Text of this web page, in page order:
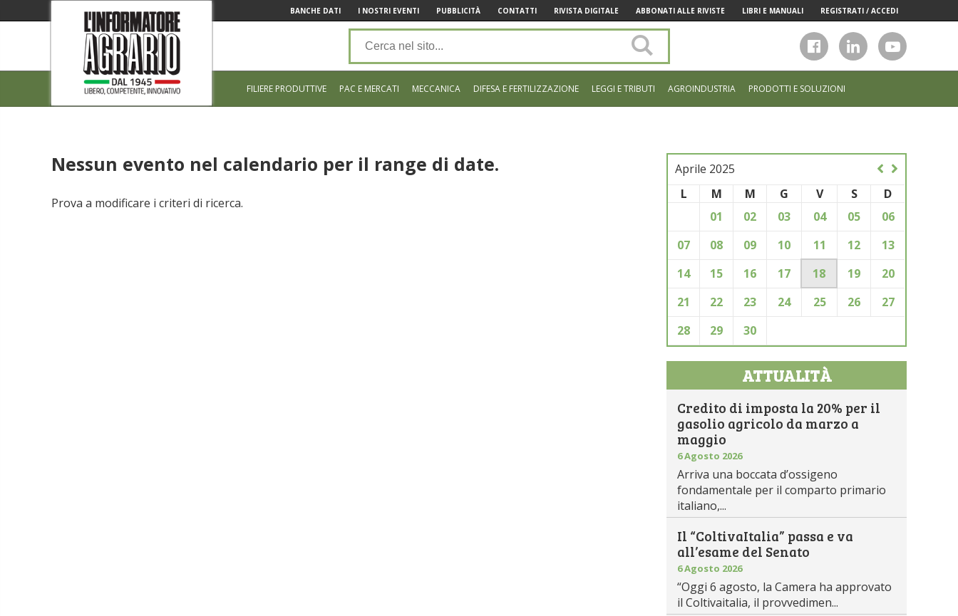
BANCHE DATI I NOSTRI EVENTI PUBBLICITÀ CONTATTI RIVISTA DIGITALE ABBONATI ALLE RIVISTE LIBRI E MANUALI REGISTRATI / ACCEDI
sito
FILIERE PRODUTTIVE PAC E MERCATI MECCANICA DIFESA E FERTILIZZAZIONE LEGGI E TRIBUTI AGROINDUSTRIA PRODOTTI E SOLUZIONI
Nessun evento nel calendario per il range di date.
Prova a modificare i criteri di ricerca.
Aprile 2025
L
M M G V S
D
01
02 03 04 05
06
07
08 09 10 11 12
13
14
15 16 17 18 19
20
21
22 23 24 25 26
27
28
29 30
ATTUALITÀ
Credito di imposta la 20% per il
gasolio agricolo da marzo a
maggio
6 Agosto 2026
Arriva una boccata d’ossigeno
fondamentale per il comparto primario
italiano,...
Il “ColtivaItalia” passa e va
all’esame del Senato
6 Agosto 2026
“Oggi 6 agosto, la Camera ha approvato
il Coltivaitalia, il provvedimen...